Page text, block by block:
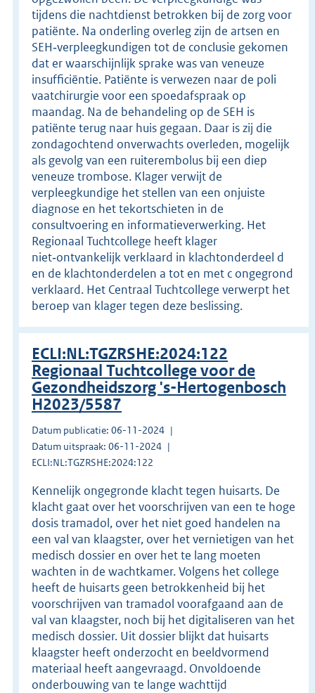
tijdens die nachtdienst betrokken bij de zorg voor
patiënte. Na onderling overleg zijn de artsen en
SEH‑verpleegkundigen tot de conclusie gekomen
dat er waarschijnlijk sprake was van veneuze
insufficiëntie. Patiënte is verwezen naar de poli
vaatchirurgie voor een spoedafspraak op
maandag. Na de behandeling op de SEH is
patiënte terug naar huis gegaan. Daar is zij die
zondagochtend onverwachts overleden, mogelijk
als gevolg van een ruiterembolus bij een diep
veneuze trombose. Klager verwijt de
verpleegkundige het stellen van een onjuiste
diagnose en het tekortschieten in de
consultvoering en informatieverwerking. Het
Regionaal Tuchtcollege heeft klager
niet‑ontvankelijk verklaard in klachtonderdeel d
en de klachtonderdelen a tot en met c ongegrond
verklaard. Het Centraal Tuchtcollege verwerpt het
beroep van klager tegen deze beslissing.
ECLI:NL:TGZRSHE:2024:122
Regionaal Tuchtcollege voor de
Gezondheidszorg 's-Hertogenbosch
H2023/5587
Datum publicatie: 06-11-2024
Datum uitspraak: 06-11-2024
ECLI:NL:TGZRSHE:2024:122
Kennelijk ongegronde klacht tegen huisarts. De
klacht gaat over het voorschrijven van een te hoge
dosis tramadol, over het niet goed handelen na
een val van klaagster, over het vernietigen van het
medisch dossier en over het te lang moeten
wachten in de wachtkamer. Volgens het college
heeft de huisarts geen betrokkenheid bij het
voorschrijven van tramadol voorafgaand aan de
val van klaagster, noch bij het digitaliseren van het
medisch dossier. Uit dossier blijkt dat huisarts
klaagster heeft onderzocht en beeldvormend
materiaal heeft aangevraagd. Onvoldoende
onderbouwing van te lange wachttijd